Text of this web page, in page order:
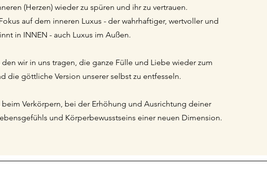
(Herzen) wieder zu spüren und ihr zu vertrauen.
auf dem inneren Luxus - der wahrhaftiger, wertvoller und
in INNEN - auch Luxus im Außen.
wir in uns tragen, die ganze Fülle und Liebe wieder zum
die göttliche Version unserer selbst zu entfesseln.
Verkörpern, bei der Erhöhung und Ausrichtung deiner
und Körperbewusstseins einer neuen Dimension.